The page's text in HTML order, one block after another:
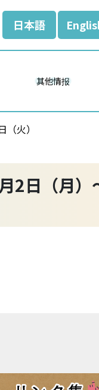
日本語
其他情报
火）
2日（月）